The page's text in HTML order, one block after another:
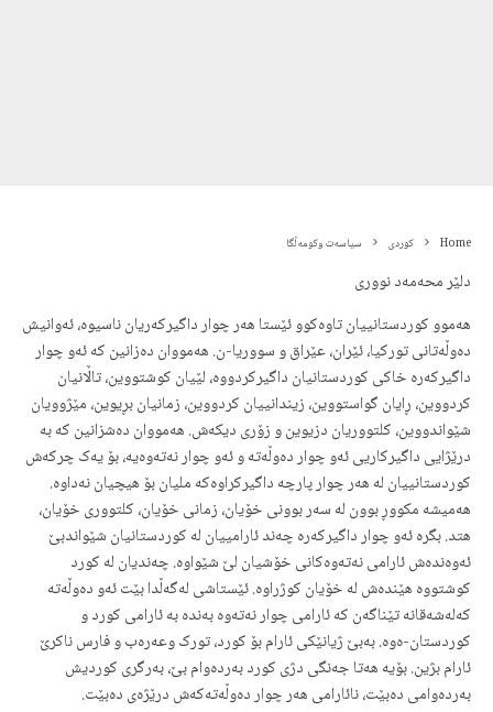
Home کوردی سیاسەت وکومەڵگا
دلێر محەمەد نووری
هەموو کوردستانییان تاوەکوو ئێستا هەر چوار داگیرکەریان ناسیوە، ئەوانیش
دەوڵەتانی تورکیا، ئێران، عێراق و سووریا-ن. هەمووان دەزانین کە ئەو چوار
داگیرکەرە خاکی کوردستانیان داگیرکردووە، لێیان کوشتووین، تاڵانیان
کردووین، ڕایان گواستووین، زیندانییان کردووین، زمانیان بڕیوین، مێژوویان
شێواندووین، کلتووریان دزیوین و زۆری دیکەش. هەمووان دەشزانین کە بە
درێژایی داگیرکاریی ئەو چوار دەوڵەتە و ئەو چوار نەتەوەیە، بۆ یەک چرکەش
کوردستانییان لە هەر چوار پارچە داگیرکراوەکە ملیان بۆ هیچیان نەداوە.
هەمیشە مکووڕ بوون لە سەر بوونی خۆیان، زمانی خۆیان، کلتووری خۆیان،
هتد. بگرە ئەو چوار داگیرکەرە چەند ئارامییان لە کوردستانیان شێواندبێ
ئەوەندەش ئارامی نەتەوەکانی خۆشیان لێ شێواوە. چەندیان لە کورد
کوشتووە هێندەش لە خۆیان کوژراوە. ئێستاشی لەگەڵدا بێت ئەو دەوڵەتە
کەلەشەقانە تێناگەن کە ئارامی چوار نەتەوە بەندە بە ئارامی کورد و
کوردستان-ەوە. بەبێ ژیانێکی ئارام بۆ کورد، تورک وعەرەب و فارس ناکرێ
ئارام بژین. بۆیە هەتا جەنگی دژی کورد بەردەوام بێ، بەرگری کوردیش
بەردەوامی دەبێت، نائارامی هەر چوار دەوڵەتەکەش درێژەی دەبێت.